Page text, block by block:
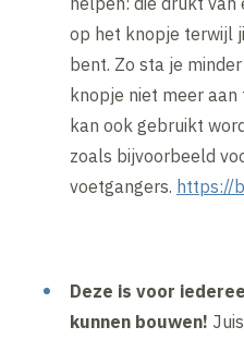
op het knopje terwijl
bent. Zo sta je
knopje niet meer aan
kan ook gebruikt
zoals bijvoorbeeld
voetgangers. https://
Deze is voor
kunnen bouwen!